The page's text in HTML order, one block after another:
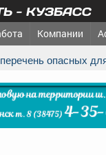
- КУЗБАСС
Компании
опасных